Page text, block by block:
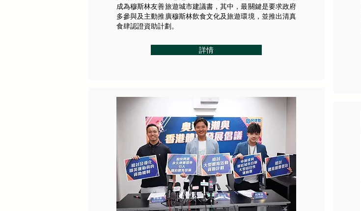
成為穆斯林友善旅遊城市建議書，其中，最關鍵是要求政府
多參與及主動推廣穆斯林飲食文化及旅遊環境，並推出清真
食肆認證資助計劃。
詳情